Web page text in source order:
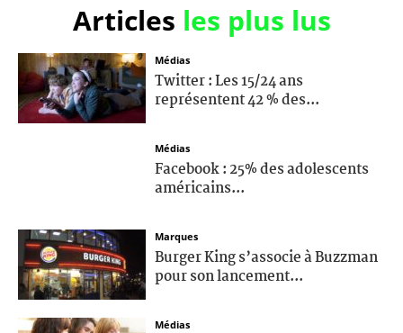
Articles les plus lus
Médias
Twitter : Les 15/24 ans
représentent 42 % des...
Médias
Facebook : 25% des adolescents
américains...
Marques
Burger King s’associe à Buzzman
pour son lancement...
Médias